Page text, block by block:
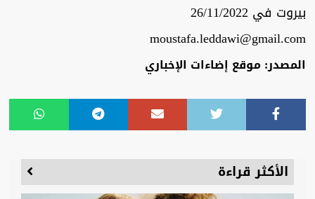
بيروت في 26/11/2022
moustafa.leddawi@gmail.com
المصدر: موقع إضاءات الإخباري
الأكثر قراءة